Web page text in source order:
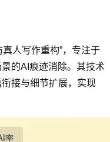
真人写作重构”，专注于
的AI痕迹消除。其技术
接与细节扩展，实现